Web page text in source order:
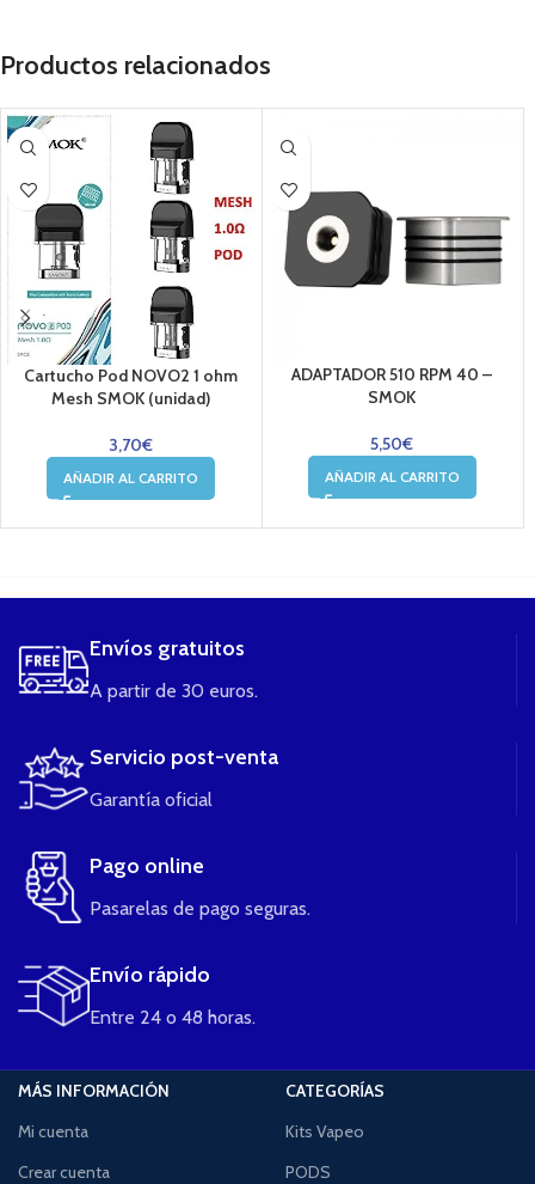
Productos relacionados
Cartucho Pod NOVO2 1 ohm
Mesh SMOK (unidad)
3,70€
AÑADIR AL CARRITO
ADAPTADOR 510 RPM 40 –
SMOK
5,50€
AÑADIR AL CARRITO
Envíos gratuitos
A partir de 30 euros.
Servicio post-venta
Garantía oficial
Pago online
Pasarelas de pago seguras.
Envío rápido
Entre 24 o 48 horas.
MÁS INFORMACIÓN
Mi cuenta
Crear cuenta
CATEGORÍAS
Kits Vapeo
PODS